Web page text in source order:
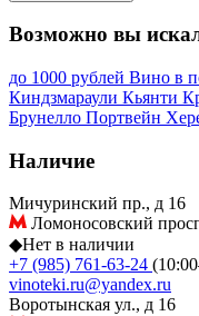
Возможно вы
до 1000 рублей Вино в
Киндзмараули Кьянти
Брунелло Портвейн
Наличие
Мичуринский пр., д 16
Ломоносовский
◆Нет в наличии
+7 (985) 761-63-24
vinoteki.ru@yandex.ru
Воротынская ул., д 16